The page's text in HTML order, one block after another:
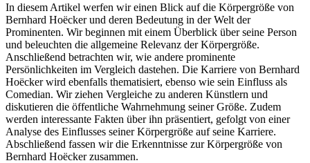
In diesem Artikel werfen wir einen Blick auf die Körpergröße von
Bernhard Hoëcker und deren Bedeutung in der Welt der
Prominenten. Wir beginnen mit einem Überblick über seine Person
und beleuchten die allgemeine Relevanz der Körpergröße.
Anschließend betrachten wir, wie andere prominente
Persönlichkeiten im Vergleich dastehen. Die Karriere von Bernhard
Hoëcker wird ebenfalls thematisiert, ebenso wie sein Einfluss als
Comedian. Wir ziehen Vergleiche zu anderen Künstlern und
diskutieren die öffentliche Wahrnehmung seiner Größe. Zudem
werden interessante Fakten über ihn präsentiert, gefolgt von einer
Analyse des Einflusses seiner Körpergröße auf seine Karriere.
Abschließend fassen wir die Erkenntnisse zur Körpergröße von
Bernhard Hoëcker zusammen.